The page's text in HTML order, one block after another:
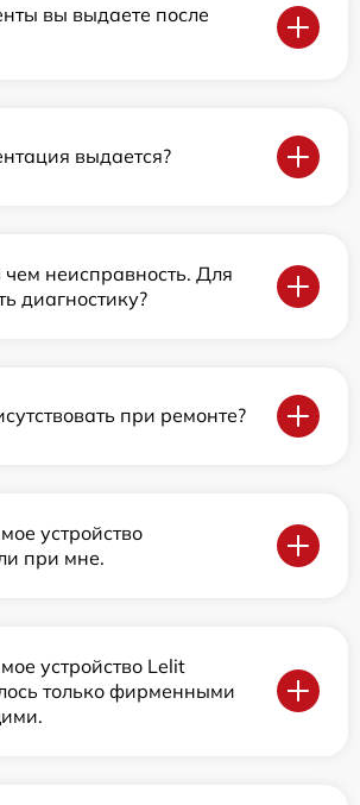
вы выдаете после
выдается?
неисправность. Для
диагностику?
при ремонте?
устройство
при мне.
устройство Lelit
только фирменными